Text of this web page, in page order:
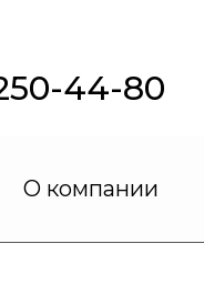
44-80
О компании